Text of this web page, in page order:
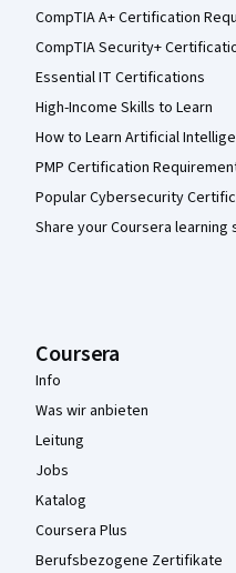
CompTIA A+ Certification
CompTIA Security+
Essential IT Certifications
High-Income Skills to Learn
How to Learn Artificial
PMP Certification
Popular Cybersecurity
Share your Coursera learning
Coursera
Info
Was wir anbieten
Leitung
Jobs
Katalog
Coursera Plus
Berufsbezogene Zertifikate